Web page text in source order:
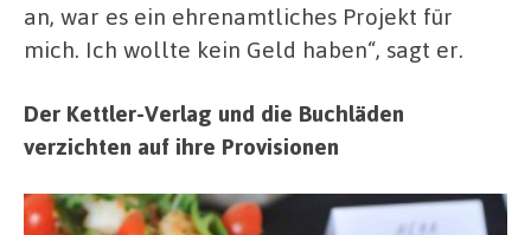
an, war es ein ehrenamtliches Projekt für
mich. Ich wollte kein Geld haben“, sagt er.
Der Kettler-Verlag und die Buchläden
verzichten auf ihre Provisionen